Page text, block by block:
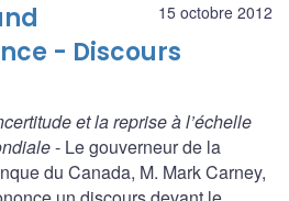
15 octobre 2012
- Discours
et la reprise à l’échelle
- Le gouverneur de la
du Canada, M. Mark Carney,